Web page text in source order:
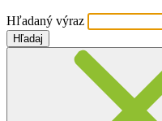
Hľadaný výraz
Hľadaj